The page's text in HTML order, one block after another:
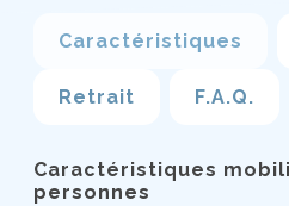
Caractéristiques
Retrait F.A.Q.
Caractéristiques
personnes